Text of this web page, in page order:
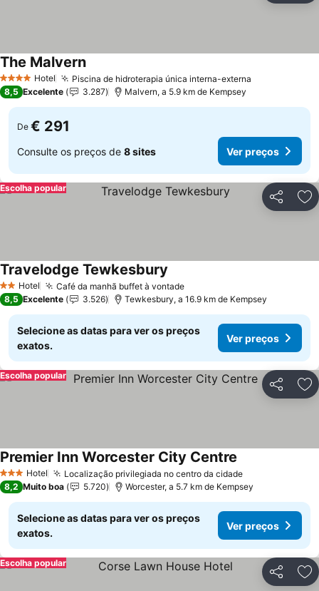
4 EstrelasHotel Piscina de hidroterapia única interna-externa
The Malvern
8,5 Excelente 3.287 Malvern, a 5.9 km de Kempsey
De € 291
Consulte os preços de 8 sites Ver preços
Partilhar
Escolha popular
2 Estrelas
Hotel Café da manhã buffet à vontade
Travelodge Tewkesbury
8,5 Excelente 3.526 Tewkesbury, a 16.9 km de Kempsey
Selecione as datas para ver os preços
exatos.
Ver preços
Partilhar
Escolha popular
3 EstrelasHotel Localização privilegiada no centro da cidade
Premier Inn Worcester City Centre
8,2 Muito boa 5.720 Worcester, a 5.7 km de Kempsey
Selecione as datas para ver os preços
exatos.
Ver preços
Partilhar
Escolha popular